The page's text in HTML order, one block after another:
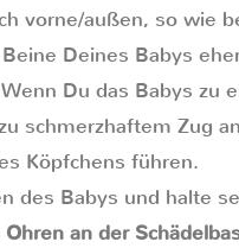
vorne/außen, so wie
Deines Babys
Du das Babys zu
schmerzhaftem Zug
Köpfchens führen.
des Babys und halte
an der